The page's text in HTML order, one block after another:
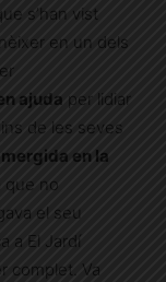
s’han vist
en un dels
ajuda per lidiar
de les seves
en la
que no
el seu
a El Jardí
complet. Va